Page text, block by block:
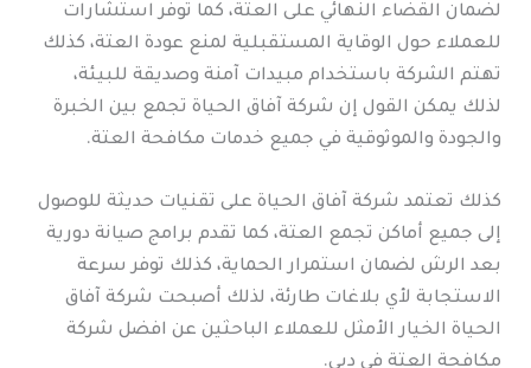
لضمان القضاء النهائي على العتة، كما توفر استشارات
للعملاء حول الوقاية المستقبلية لمنع عودة العتة، كذلك
تهتم الشركة باستخدام مبيدات آمنة وصديقة للبيئة،
لذلك يمكن القول إن شركة آفاق الحياة تجمع بين الخبرة
والجودة والموثوقية في جميع خدمات مكافحة العتة.
كذلك تعتمد شركة آفاق الحياة على تقنيات حديثة للوصول
إلى جميع أماكن تجمع العتة، كما تقدم برامج صيانة دورية
بعد الرش لضمان استمرار الحماية، كذلك توفر سرعة
الاستجابة لأي بلاغات طارئة، لذلك أصبحت شركة آفاق
الحياة الخيار الأمثل للعملاء الباحثين عن افضل شركة
مكافحة العتة في دبي.